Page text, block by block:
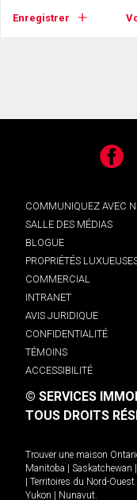
Enregistrer
Facebook
COMMUNIQUEZ AVEC
SALLE DES MÉDIAS
BLOGUE
PROPRIÉTÉS
COMMERCIAL
INTRANET
AVIS JURIDIQUE
CONFIDENTIALITÉ
TÉMOINS
ACCESSIBILITÉ
© SERVICES
TOUS DROITS
Trouver une maison
Manitoba
Saskatchewan
Territoires du Nord-Ouest
Yukon
Nunavut.